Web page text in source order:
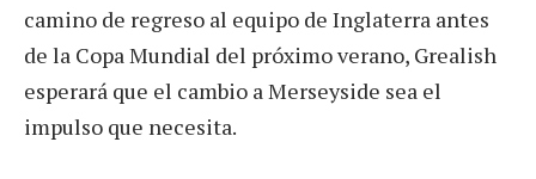
camino de regreso al equipo de Inglaterra antes
de la Copa Mundial del próximo verano, Grealish
esperará que el cambio a Merseyside sea el
impulso que necesita.